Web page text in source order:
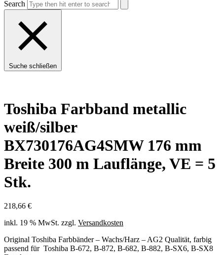
Search
Suche schließen
Toshiba Farbband metallic
weiß/silber
BX730176AG4SMW 176 mm
Breite 300 m Lauflänge, VE = 5
Stk.
218,66 €
inkl. 19 % MwSt. zzgl. Versandkosten
Original Toshiba Farbbänder – Wachs/Harz – AG2 Qualität, farbig
passend für Toshiba B-672, B-872, B-682, B-882, B-SX6, B-SX8